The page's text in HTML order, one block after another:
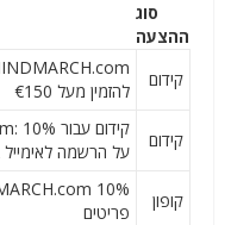
סוג
ההצעה
קידום
להזמין מעל €150
קידום
על הרשמה
קופון
פריטים